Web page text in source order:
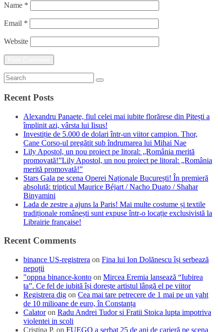
Name *
Email *
Website
Recent Posts
Alexandru Panaete, fiul celei mai iubite florărese din Pitești a
împlinit azi, vârsta lui Iisus!
Investiție de 5.000 de dolari într-un viitor campion. Thor,
Cane Corso-ul pregătit sub îndrumarea lui Mihai Nae
Lily Apostol, un nou proiect pe litoral: „România merită
promovată!”Lily Apostol, un nou proiect pe litoral: „România
merită promovată!”
Stars Gala pe scena Operei Naționale București! În premieră
absolută: tripticul Maurice Béjart / Nacho Duato / Shahar
Binyamini
Lada de zestre a ajuns la Paris! Mai multe costume și textile
tradiționale românești sunt expuse într-o locație exclusivistă la
Librairie française!
Recent Comments
binance US-registrera on Fina lui Ion Dolănescu își serbează
nepoții
"oppna binance-konto on Mircea Eremia lansează “Iubirea
ta”. Ce fel de iubită își dorește artistul lângă el pe viitor
Registrera dig on Cea mai tare petrecere de 1 mai pe un yaht
de 10 milioane de euro, în Constanța
Calatoron Radu Andrei Tudor si Fratii Stoica lupta impotriva
violentei in scoli
Cristina P. on FUEGO a serbat 25 de ani de carieră pe scena